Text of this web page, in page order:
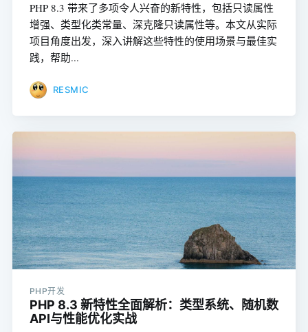
PHP 8.3 带来了多项令人兴奋的新特性，包括只读属性
增强、类型化类常量、深克隆只读属性等。本文从实际
项目角度出发，深入讲解这些特性的使用场景与最佳实
践，帮助...
RESMIC
PHP开发
PHP 8.3 新特性全面解析：类型系统、随机数
API与性能优化实战